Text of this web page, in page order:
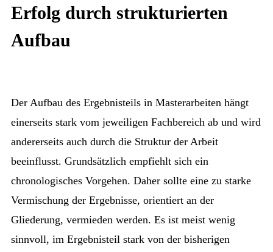
Erfolg durch strukturierten
Aufbau
Der Aufbau des Ergebnisteils in Masterarbeiten hängt
einerseits stark vom jeweiligen Fachbereich ab und wird
andererseits auch durch die Struktur der Arbeit
beeinflusst. Grundsätzlich empfiehlt sich ein
chronologisches Vorgehen. Daher sollte eine zu starke
Vermischung der Ergebnisse, orientiert an der
Gliederung, vermieden werden. Es ist meist wenig
sinnvoll, im Ergebnisteil stark von der bisherigen